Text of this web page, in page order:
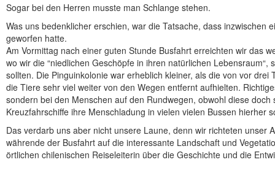
Sogar bei den Herren musste man Schlange stehen.
Was uns bedenklicher erschien, war die Tatsache, dass inzwischen
geworfen hatte.
Am Vormittag nach einer guten Stunde Busfahrt erreichten wir das
wo wir die “niedlichen Geschöpfe in ihren natürlichen
sollten. Die Pinguinkolonie war erheblich kleiner, als die von vor
die Tiere sehr viel weiter von den Wegen entfernt aufhielten.
sondern bei den Menschen auf den Rundwegen, obwohl diese
Kreuzfahrschiffe ihre Menschladung in vielen vielen Bussen hierher
Das verdarb uns aber nicht unsere Laune, denn wir richteten unser
währende der Busfahrt auf die interessante Landschaft und
örtlichen chilenischen Reiseleiterin über die Geschichte und die